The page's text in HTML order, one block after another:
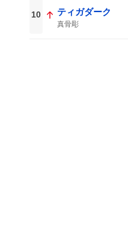
10 ティガダーク
真骨彫